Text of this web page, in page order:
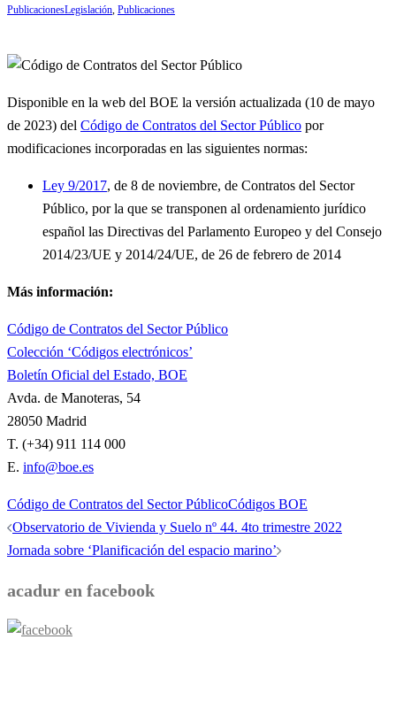
PublicacionesLegislación, Publicaciones
Disponible en la web del BOE la versión actualizada (10 de mayo
de 2023) del Código de Contratos del Sector Público por
modificaciones incorporadas en las siguientes normas:
Ley 9/2017, de 8 de noviembre, de Contratos del Sector
Público, por la que se transponen al ordenamiento jurídico
español las Directivas del Parlamento Europeo y del Consejo
2014/23/UE y 2014/24/UE, de 26 de febrero de 2014
Más información:
Código de Contratos del Sector Público
Colección ‘Códigos electrónicos’
Boletín Oficial del Estado, BOE
Avda. de Manoteras, 54
28050 Madrid
T. (+34) 911 114 000
E. info@boe.es
Código de Contratos del Sector PúblicoCódigos BOE
Navegación
de
Observatorio de Vivienda y Suelo nº 44. 4to trimestre 2022
Jornada sobre ‘Planificación del espacio marino’
acadur en facebook